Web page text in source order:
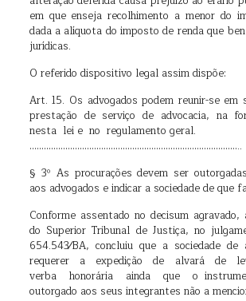
em que enseja recolhimento a menor do
dada a alíquota do imposto de renda que
jurídicas.
O referido dispositivo legal assim dispõe:
Art. 15. Os advogados podem reunir-se em
prestação de serviço de advocacia, na
nesta lei e no regulamento geral.
……………………………………………………………………………..
§ 3º As procurações devem ser
aos advogados e indicar a sociedade de que
Conforme assentado no decisum
do Superior Tribunal de Justiça, no
654.543⁄BA, concluiu que a sociedade de
requerer a expedição de alvará de
verba honorária ainda que o
outorgado aos seus integrantes não a